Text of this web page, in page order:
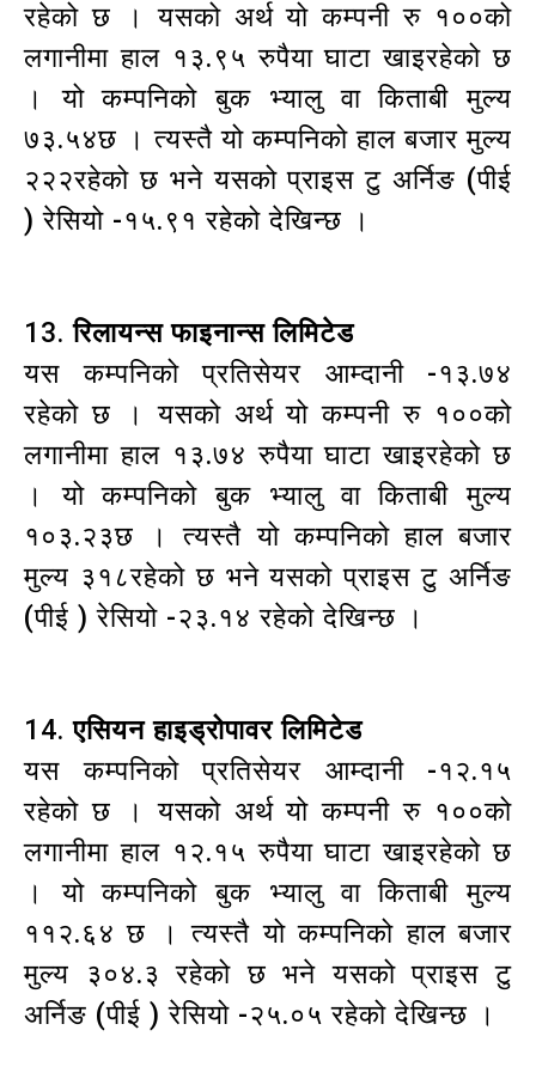
रहेको छ । यसको अर्थ यो कम्पनी रु १००को
लगानीमा हाल १३.९५ रुपैया घाटा खाइरहेको छ
। यो कम्पनिको बुक भ्यालु वा किताबी मुल्य
७३.५४छ । त्यस्तै यो कम्पनिको हाल बजार मुल्य
२२२रहेको छ भने यसको प्राइस टु अर्निङ (पीई
) रेसियो -१५.९१ रहेको देखिन्छ ।
13.रिलायन्स फाइनान्स लिमिटेड
यस कम्पनिको प्रतिसेयर आम्दानी -१३.७४
रहेको छ । यसको अर्थ यो कम्पनी रु १००को
लगानीमा हाल १३.७४ रुपैया घाटा खाइरहेको छ
। यो कम्पनिको बुक भ्यालु वा किताबी मुल्य
१०३.२३छ । त्यस्तै यो कम्पनिको हाल बजार
मुल्य ३१८रहेको छ भने यसको प्राइस टु अर्निङ
(पीई ) रेसियो -२३.१४ रहेको देखिन्छ ।
14.एसियन हाइड्रोपावर लिमिटेड
यस कम्पनिको प्रतिसेयर आम्दानी -१२.१५
रहेको छ । यसको अर्थ यो कम्पनी रु १००को
लगानीमा हाल १२.१५ रुपैया घाटा खाइरहेको छ
। यो कम्पनिको बुक भ्यालु वा किताबी मुल्य
११२.६४ छ । त्यस्तै यो कम्पनिको हाल बजार
मुल्य ३०४.३ रहेको छ भने यसको प्राइस टु
अर्निङ (पीई ) रेसियो -२५.०५ रहेको देखिन्छ ।